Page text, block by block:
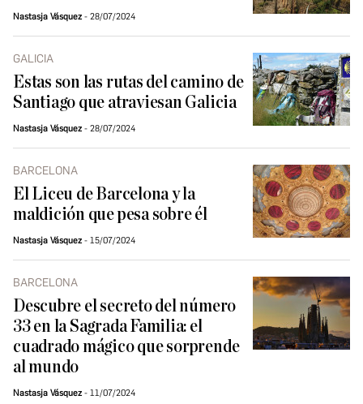
Nastasja Vásquez 28/07/2024
GALICIA
Estas son las rutas del camino de
Santiago que atraviesan Galicia
Nastasja Vásquez 28/07/2024
BARCELONA
El Liceu de Barcelona y la
maldición que pesa sobre él
Nastasja Vásquez 15/07/2024
BARCELONA
Descubre el secreto del número
33 en la Sagrada Familia: el
cuadrado mágico que sorprende
al mundo
Nastasja Vásquez 11/07/2024